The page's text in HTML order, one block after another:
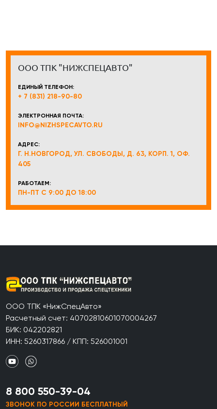
ООО ТПК "НИЖСПЕЦАВТО"
ЕДИНЫЙ ТЕЛЕФОН:
+ 7 (831) 218-90-80
ЭЛЕКТРОННАЯ ПОЧТА:
INFO@NIZHSPECAVTO.RU
АДРЕС:
Г. Н.НОВГОРОД, УЛ. СВОБОДЫ, Д. 63, КОРП. 1, ОФ.
405
РАБОТАЕМ:
ПН-ПТ С 9:00 ДО 18:00
ООО ТПК «НижСпецАвто»
Расчетный счет: 40702810601070004267
БИК: 042202821
ИНН: 5260317866 / КПП: 526001001
8 800 550-39-04
ЗВОНОК ПО РОССИИ БЕСПЛАТНЫЙ